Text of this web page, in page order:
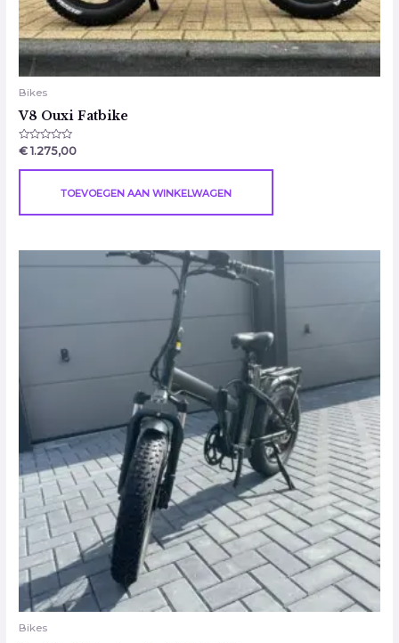
Bikes
V8 Ouxi Fatbike
Gewaardeerd
0
uit
€1.275,00
TOEVOEGEN AAN WINKELWAGEN
Bikes